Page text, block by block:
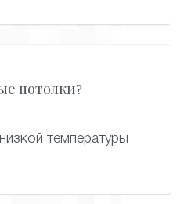
потолки?
температуры